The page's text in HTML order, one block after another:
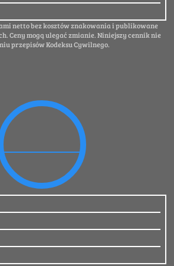
netto bez kosztów znakowania i publikowane
Ceny mogą ulegać zmianie. Niniejszy cennik nie
przepisów Kodeksu Cywilnego.